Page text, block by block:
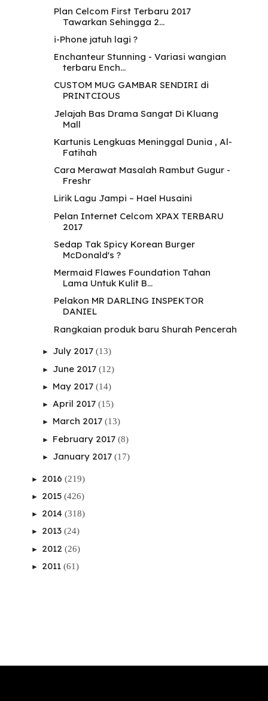
Plan Celcom First Terbaru 2017
Tawarkan Sehingga 2...
i-Phone jatuh lagi ?
Enchanteur Stunning - Variasi wangian
terbaru Ench...
CUSTOM MUG GAMBAR SENDIRI di
PRINTCIOUS
Jelajah Bas Drama Sangat Di Kluang
Mall
Kartunis Lengkuas Meninggal Dunia , Al-
Fatihah
Cara Merawat Masalah Rambut Gugur -
Freshr
Lirik Lagu Jampi – Hael Husaini
Pelan Internet Celcom XPAX TERBARU
2017
Sedap Tak Spicy Korean Burger
McDonald's ?
Mermaid Flawes Foundation Tahan
Lama Untuk Kulit B...
Pelakon MR DARLING INSPEKTOR
DANIEL
Rangkaian produk baru Shurah Pencerah
► July 2017 (13)
► June 2017 (12)
► May 2017 (14)
► April 2017 (15)
► March 2017 (13)
► February 2017 (8)
► January 2017 (17)
► 2016 (219)
► 2015 (426)
► 2014 (318)
► 2013 (24)
► 2012 (26)
► 2011 (61)